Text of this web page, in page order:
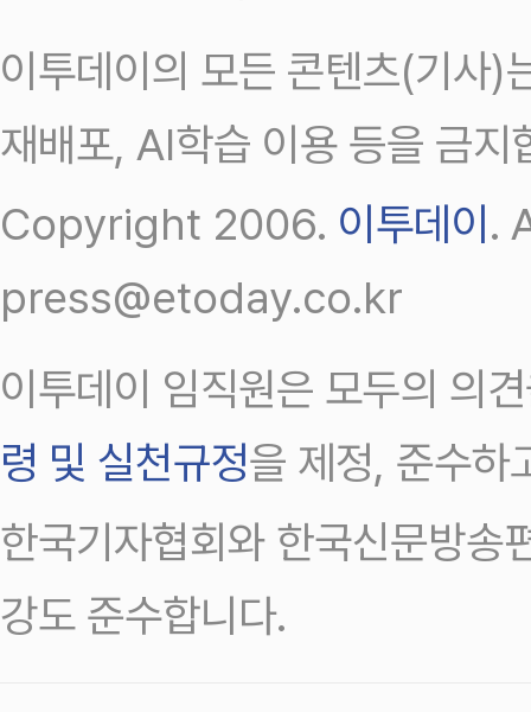
이투데이의 모든 콘텐츠(기사)
재배포, AI학습 이용 등을 금지
Copyright 2006. 이투데이.
press@etoday.co.kr
이투데이 임직원은 모두의 의
령 및 실천규정을 제정, 준수하
한국기자협회와 한국신문방송
강도 준수합니다.